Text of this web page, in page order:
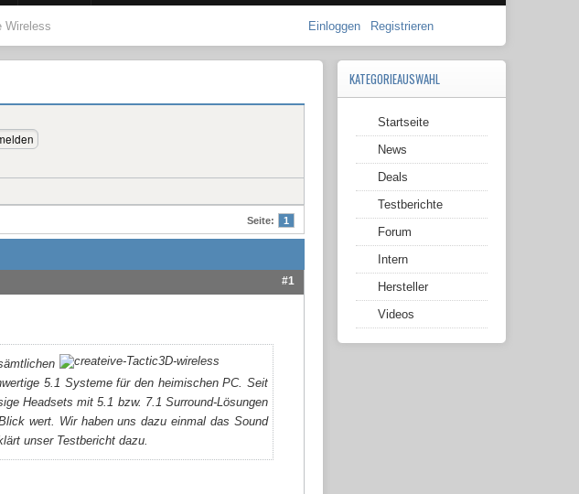
Wireless Einloggen Registrieren
Seite: 1
#1
5.1 Systeme für den heimischen PC. Seit
Headsets mit 5.1 bzw. 7.1 Surround-Lösungen
wert. Wir haben uns dazu einmal das Sound
unser Testbericht dazu.
KATEGORIEAUSWAHL
Startseite
News
Deals
Testberichte
Forum
Intern
Hersteller
Videos